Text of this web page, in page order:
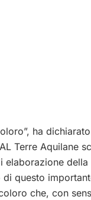
ha
Terre Aquilane
elaborazione
di questo
che, con